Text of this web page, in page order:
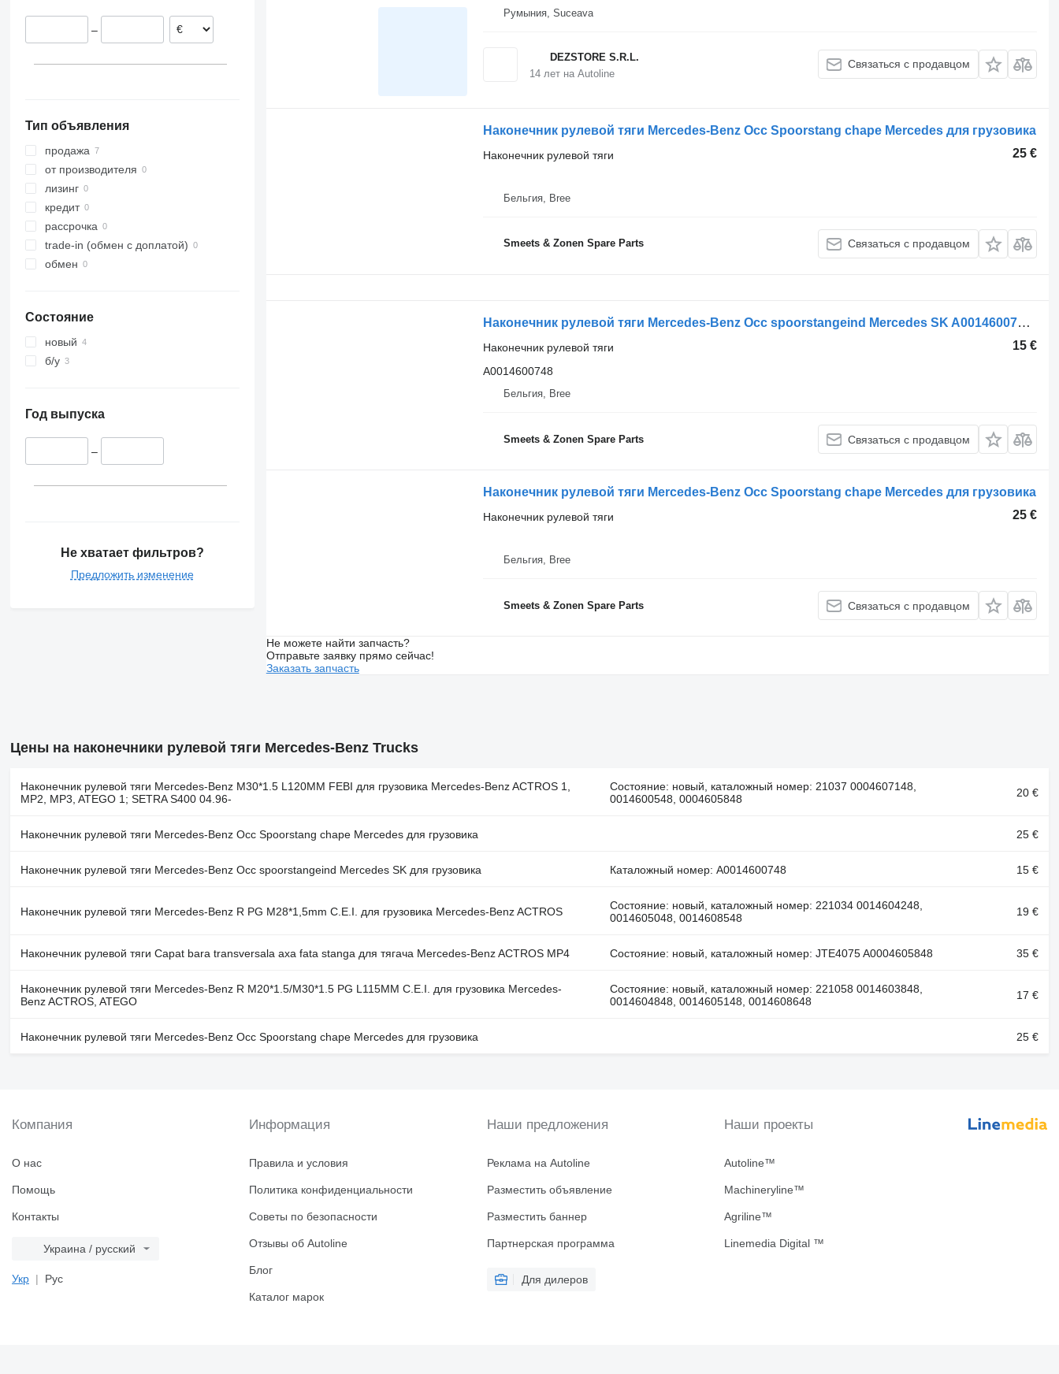
–
Тип объявления
продажа
от производителя
лизинг
кредит
рассрочка
trade-in (обмен с доплатой)
обмен
Состояние
новый
б/у
Год выпуска
–
Не хватает фильтров?
Предложить изменение
Румыния, Suceava
DEZSTORE S.R.L.
14лет на Autoline
Связаться с продавцом
Наконечник рулевой тяги Mercedes-Benz Occ Spoorstang chape Mercedes для грузовика
25 €
Наконечник рулевой тяги
Бельгия, Bree
Smeets & Zonen Spare Parts Связаться с продавцом
Наконечник рулевой тяги Mercedes-Benz Occ spoorstangeind Mercedes SK A0014600748 для грузовика
15 €
Наконечник рулевой тяги
A0014600748
Бельгия, Bree
Smeets & Zonen Spare Parts Связаться с продавцом
Наконечник рулевой тяги Mercedes-Benz Occ Spoorstang chape Mercedes для грузовика
25 €
Наконечник рулевой тяги
Бельгия, Bree
Smeets & Zonen Spare Parts Связаться с продавцом
Не можете найти запчасть?
Отправьте заявку прямо сейчас!
Заказать запчасть
Цены на наконечники рулевой тяги Mercedes-Benz Trucks
Наконечник рулевой тяги Mercedes-Benz M30*1.5 L120MM FEBI для грузовика Mercedes-Benz ACTROS 1,
MP2, MP3, ATEGO 1; SETRA S400 04.96-
Состояние: новый, каталожный номер: 21037 0004607148,
0014600548, 0004605848
20 €
Наконечник рулевой тяги Mercedes-Benz Occ Spoorstang chape Mercedes для грузовика 25 €
Наконечник рулевой тяги Mercedes-Benz Occ spoorstangeind Mercedes SK для грузовика Каталожный номер: A0014600748 15 €
Наконечник рулевой тяги Mercedes-Benz R PG M28*1,5mm C.E.I. для грузовика Mercedes-Benz ACTROS
Состояние: новый, каталожный номер: 221034 0014604248,
0014605048, 0014608548
19 €
Наконечник рулевой тяги Capat bara transversala axa fata stanga для тягача Mercedes-Benz ACTROS MP4 Состояние: новый, каталожный номер: JTE4075 A0004605848 35 €
Наконечник рулевой тяги Mercedes-Benz R M20*1.5/M30*1.5 PG L115MM C.E.I. для грузовика Mercedes-
Benz ACTROS, ATEGO
Состояние: новый, каталожный номер: 221058 0014603848,
0014604848, 0014605148, 0014608648
17 €
Наконечник рулевой тяги Mercedes-Benz Occ Spoorstang chape Mercedes для грузовика 25 €
Компания
О нас
Помощь
Контакты
Украина / русский
Укр Рус
Информация
Правила и условия
Политика конфиденциальности
Советы по безопасности
Отзывы об Autoline
Блог
Каталог марок
Наши предложения
Реклама на Autoline
Разместить объявление
Разместить баннер
Партнерская программа
Для дилеров
Наши проекты
Autoline™
Machineryline™
Agriline™
Linemedia Digital ™